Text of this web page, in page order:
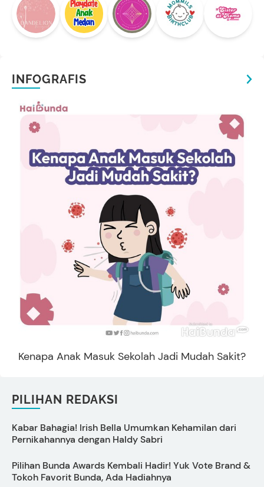
INFOGRAFIS
Kenapa Anak Masuk Sekolah Jadi Mudah Sakit?
PILIHAN REDAKSI
Kabar Bahagia! Irish Bella Umumkan Kehamilan dari
Pernikahannya dengan Haldy Sabri
Pilihan Bunda Awards Kembali Hadir! Yuk Vote Brand &
Tokoh Favorit Bunda, Ada Hadiahnya